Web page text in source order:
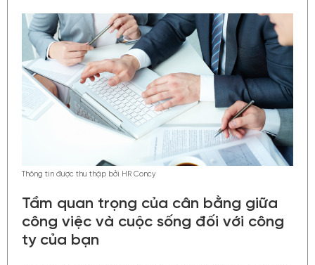
Thông tin được thu thập bởi HR Concy
Tầm quan trọng của cân bằng giữa
công việc và cuộc sống đối với công
ty của bạn